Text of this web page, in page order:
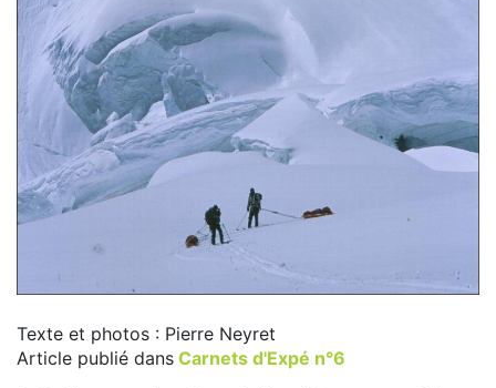
Texte et photos : Pierre Neyret
Article publié dans Carnets d'Expé n°6